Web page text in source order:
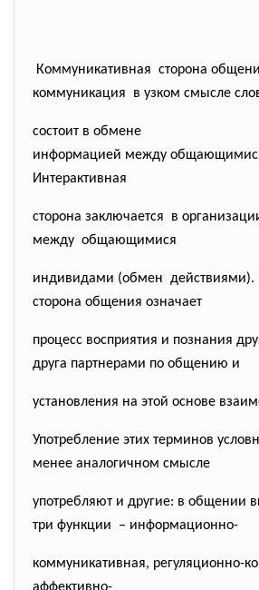
Коммуникативная сторона
коммуникация в узком смысле
состоит в обмене
информацией между
Интерактивная
сторона заключается в
между общающимися
индивидами (обмен действиями).
сторона общения означает
процесс восприятия и познания
друга партнерами по общению и
установления на этой основе
Употребление этих терминов
менее аналогичном смысле
употребляют и другие: в общении
три функции – информационно-
коммуникативная, регуляционно-